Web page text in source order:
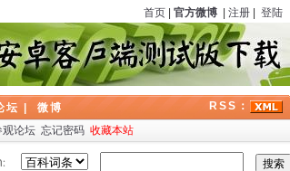
首页 官方微博 注册 登陆
坛 微博
RSS：
观论坛 忘记密码 收藏本站